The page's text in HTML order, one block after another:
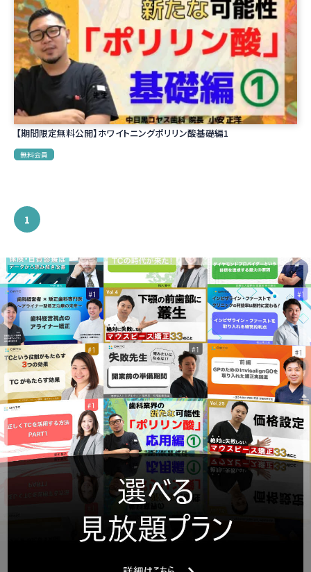
【期間限定無料公開】ホワイトニングポリリン酸基礎編1
無料会員
1